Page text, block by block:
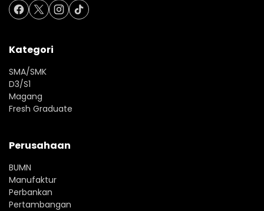
Kategori
SMA/SMK
D3/S1
Magang
Fresh Graduate
Perusahaan
BUMN
Manufaktur
Perbankan
Pertambangan